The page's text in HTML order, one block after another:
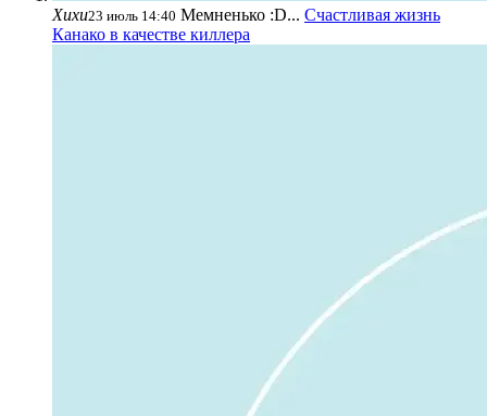
Хихи23 июль 14:40 Мемненько :D... Счастливая жизнь
Канако в качестве киллера